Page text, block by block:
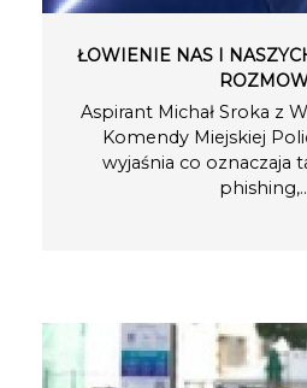
ŁOWIENIE NAS I
Aspirant Michał Sroka z
Komendy Miejskiej
wyjaśnia co oznaczaja